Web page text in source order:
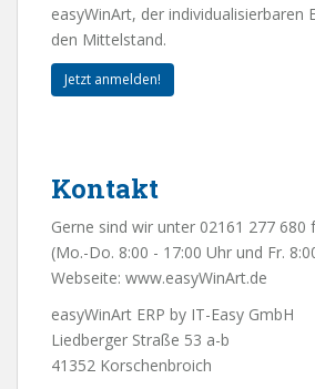
easyWinArt, der individualisierbaren
den Mittelstand.
Jetzt anmelden!
Kontakt
Gerne sind wir unter 02161 277 680
(Mo.-Do. 8:00 - 17:00 Uhr und Fr.
Webseite: www.easyWinArt.de
easyWinArt ERP by IT-Easy GmbH
Liedberger Straße 53 a-b
41352 Korschenbroich